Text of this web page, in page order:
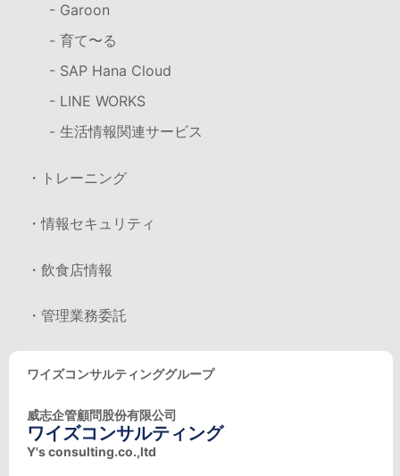
- Garoon
- 育て〜る
- SAP Hana Cloud
- LINE WORKS
- 生活情報関連サービス
・トレーニング
・情報セキュリティ
・飲食店情報
・管理業務委託
ワイズコンサルティンググループ
威志企管顧問股份有限公司
ワイズコンサルティング
Y's consulting.co.,ltd